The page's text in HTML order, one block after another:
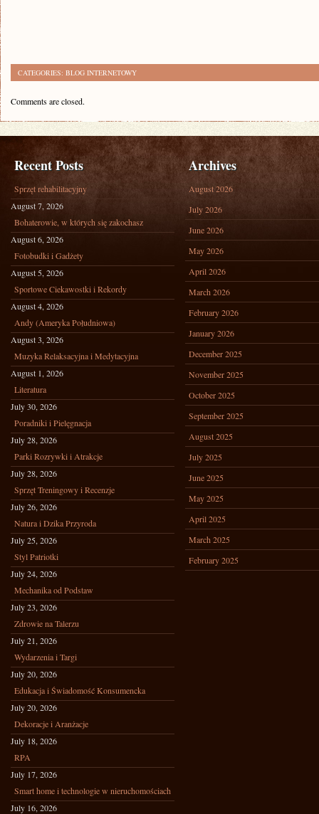
CATEGORIES: BLOG INTERNETOWY
Comments are closed.
Recent Posts
Sprzęt rehabilitacyjny
August 7, 2026
Bohaterowie, w których się zakochasz
August 6, 2026
Fotobudki i Gadżety
August 5, 2026
Sportowe Ciekawostki i Rekordy
August 4, 2026
Andy (Ameryka Południowa)
August 3, 2026
Muzyka Relaksacyjna i Medytacyjna
August 1, 2026
Literatura
July 30, 2026
Poradniki i Pielęgnacja
July 28, 2026
Parki Rozrywki i Atrakcje
July 28, 2026
Sprzęt Treningowy i Recenzje
July 26, 2026
Natura i Dzika Przyroda
July 25, 2026
Styl Patriotki
July 24, 2026
Mechanika od Podstaw
July 23, 2026
Zdrowie na Talerzu
July 21, 2026
Wydarzenia i Targi
July 20, 2026
Edukacja i Świadomość Konsumencka
July 20, 2026
Dekoracje i Aranżacje
July 18, 2026
RPA
July 17, 2026
Smart home i technologie w nieruchomościach
July 16, 2026
Archives
August 2026
July 2026
June 2026
May 2026
April 2026
March 2026
February 2026
January 2026
December 2025
November 2025
October 2025
September 2025
August 2025
July 2025
June 2025
May 2025
April 2025
March 2025
February 2025